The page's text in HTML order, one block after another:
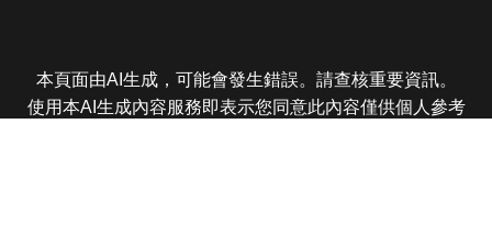
本頁面由AI生成，可能會發生錯誤。請查核重要資訊。
使用本AI生成內容服務即表示您同意此內容僅供個人參考